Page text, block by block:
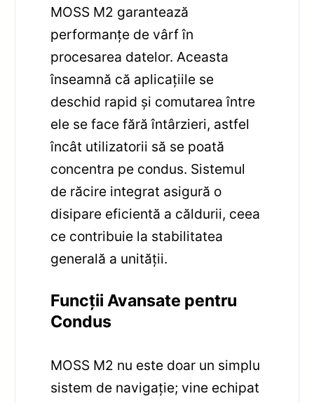
MOSS M2 garantează
performanțe de vârf în
procesarea datelor. Aceasta
înseamnă că aplicațiile se
deschid rapid și comutarea între
ele se face fără întârzieri, astfel
încât utilizatorii să se poată
concentra pe condus. Sistemul
de răcire integrat asigură o
disipare eficientă a căldurii, ceea
ce contribuie la stabilitatea
generală a unității.
Funcții Avansate pentru
Condus
MOSS M2 nu este doar un simplu
sistem de navigație; vine echipat